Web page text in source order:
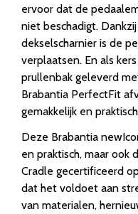
ervoor dat de
niet beschadigt.
dekselscharnier is de
verplaatsen. En als
prullenbak geleverd
Brabantia PerfectFit
gemakkelijk en
Deze Brabantia
en praktisch, maar ook
Cradle gecertificeerd
dat het voldoet aan
van materialen,